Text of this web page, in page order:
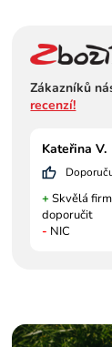
Zákazníků
recenzí!
Kateřina V.
+ Skvělá
doporučit
- NIC